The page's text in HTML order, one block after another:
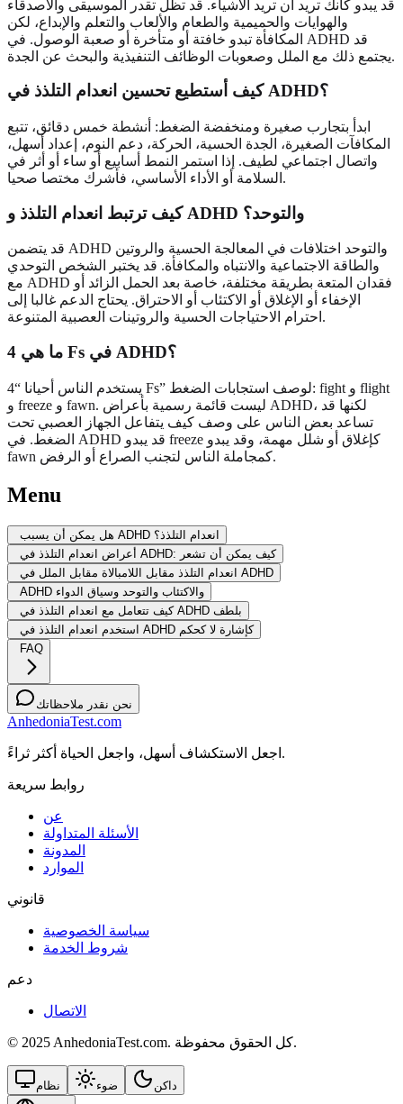
قد يبدو كأنك تريد أن تريد الأشياء. قد تظل تقدر الموسيقى والأصدقاء
والهوايات والحميمية والطعام والألعاب والتعلم والإبداع، لكن
المكافأة تبدو خافتة أو متأخرة أو صعبة الوصول. في ADHD قد
يجتمع ذلك مع الملل وصعوبات الوظائف التنفيذية والبحث عن الجدة.
كيف أستطيع تحسين انعدام التلذذ في ADHD؟
ابدأ بتجارب صغيرة ومنخفضة الضغط: أنشطة خمس دقائق، تتبع
المكافآت الصغيرة، الجدة الحسية، الحركة، دعم النوم، إعداد أسهل،
واتصال اجتماعي لطيف. إذا استمر النمط أسابيع أو ساء أو أثر في
السلامة أو الأداء الأساسي، فأشرك مختصا صحيا.
كيف ترتبط انعدام التلذذ و ADHD والتوحد؟
قد يتضمن ADHD والتوحد اختلافات في المعالجة الحسية والروتين
والطاقة الاجتماعية والانتباه والمكافأة. قد يختبر الشخص التوحدي
مع ADHD فقدان المتعة بطريقة مختلفة، خاصة بعد الحمل الزائد أو
الإخفاء أو الإغلاق أو الاكتئاب أو الاحتراق. يحتاج الدعم غالبا إلى
احترام الاحتياجات الحسية والروتينات العصبية المتنوعة.
ما هي 4 Fs في ADHD؟
يستخدم الناس أحيانا “4 Fs” لوصف استجابات الضغط: fight و flight
و freeze و fawn. ليست قائمة رسمية بأعراض ADHD، لكنها قد
تساعد بعض الناس على وصف كيف يتفاعل الجهاز العصبي تحت
الضغط. في ADHD قد يبدو freeze كإغلاق أو شلل مهمة، وقد يبدو
fawn كمجاملة الناس لتجنب الصراع أو الرفض.
Menu
هل يمكن أن يسبب ADHD انعدام التلذذ؟
أعراض انعدام التلذذ في ADHD: كيف يمكن أن تشعر
انعدام التلذذ مقابل اللامبالاة مقابل الملل في ADHD
ADHD والاكتئاب والتوحد وسياق الدواء
كيف تتعامل مع انعدام التلذذ في ADHD بلطف
استخدم انعدام التلذذ في ADHD كإشارة لا كحكم
FAQ
نحن نقدر ملاحظاتك
AnhedoniaTest.com
اجعل الاستكشاف أسهل، واجعل الحياة أكثر ثراءً.
روابط سريعة
عن
الأسئلة المتداولة
المدونة
الموارد
قانوني
سياسة الخصوصية
شروط الخدمة
دعم
الاتصال
© 2025 AnhedoniaTest.com. كل الحقوق محفوظة.
نظام ضوء داكن